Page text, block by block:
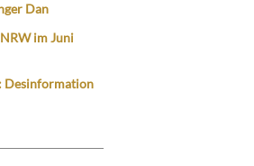
Dan
im Juni
Desinformation